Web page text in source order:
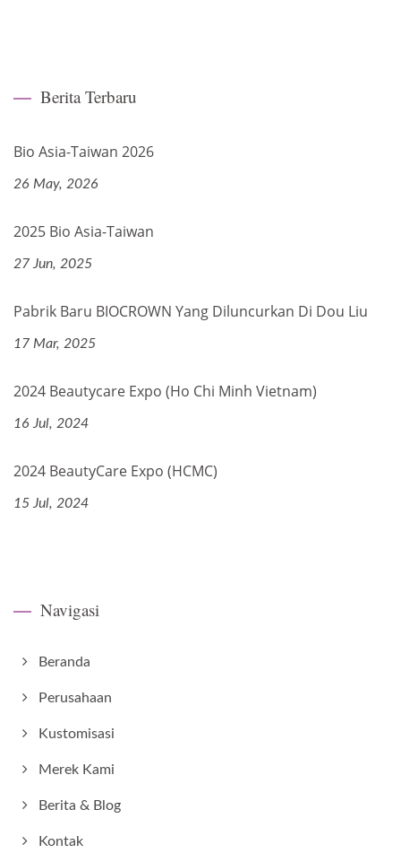
Berita Terbaru
Bio Asia-Taiwan 2026
26 May, 2026
2025 Bio Asia-Taiwan
27 Jun, 2025
Pabrik Baru BIOCROWN Yang Diluncurkan Di Dou Liu
17 Mar, 2025
2024 Beautycare Expo (Ho Chi Minh Vietnam)
16 Jul, 2024
2024 BeautyCare Expo (HCMC)
15 Jul, 2024
Navigasi
Beranda
Perusahaan
Kustomisasi
Merek Kami
Berita & Blog
Kontak